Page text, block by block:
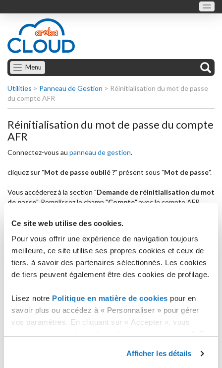
Ce site web utilise des cookies.
Pour vous offrir une expérience de navigation toujours
meilleure, ce site utilise ses propres cookies et ceux de
tiers, à savoir des partenaires sélectionnés. Les cookies
de tiers peuvent également être des cookies de profilage.
Lisez notre Politique en matière de cookies pour en
savoir plus ou accédez à « Personnaliser » pour gérer
vos paramètres. En cliquant sur « Accepter », vous
stockage des cookies nécessaires.
Afficher les détails
Menu
Utilities > Panneau de Gestion > Réinitialisation du mot de passe
du compte AFR
Réinitialisation du mot de passe du compte
AFR
Connectez-vous au panneau de gestion.
cliquez sur "Mot de passe oublié ?" présent sous "Mot de passe".
Vous accéderez à la section "Demande de réinitialisation du mot
de passe". Remplissez le champ "Compte" avec le compte AFR
le bouton "RÉINITIALISER LE MOT DE PASSE
vers la procédure de changement de mot de passe et un code.
Veuillez noter que le code pour pouvoir changer le mot de
passe est valable 4 heures.
Cliquez sur le lien de l'e-mail pour accéder à la procédure de
changement de mot de passe.